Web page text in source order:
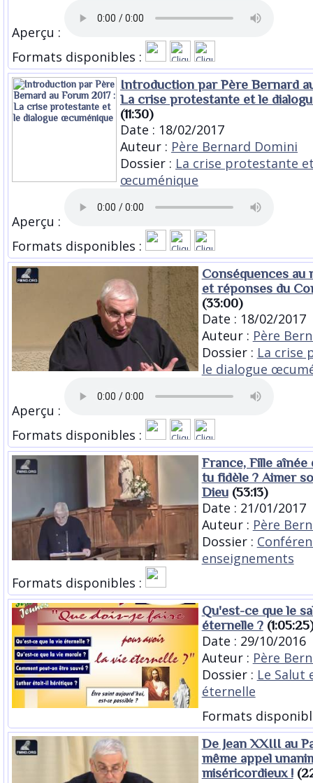
Aperçu :
Formats disponibles :
Introduction par Père Bernard
La crise protestante et le
(11:30)
Date : 18/02/2017
Auteur : Père Bernard Domini
Dossier : La crise protestante
œcuménique
Aperçu :
Formats disponibles :
Conséquences au
et réponses du
(33:00)
Date : 18/02/2017
Auteur : Père
Dossier : La crise
le dialogue
Aperçu :
Formats disponibles :
France, Fille aînée
tu fidèle ? Aimer
Dieu(53:13)
Date : 21/01/2017
Auteur : Père
Dossier :
enseignements
Formats disponibles :
Qu'est-ce que le
éternelle ?(1:05:25)
Date : 29/10/2016
Auteur : Père
Dossier : Le Salut
éternelle
Formats
De Jean XXIII au
même appel
miséricordieux !